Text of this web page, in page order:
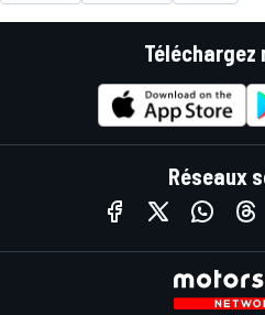
Téléchargez
Réseaux